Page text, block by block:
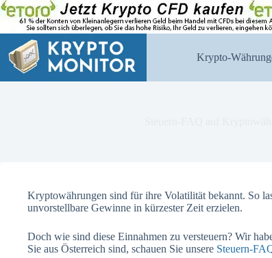
Zum
Inhalt
springen
Krypto-
Kryptowährungen sind für ihre Volatilität bekannt. So
unvorstellbare Gewinne in kürzester Zeit erzielen.
Doch wie sind diese Einnahmen zu versteuern? Wir
Sie aus Österreich sind, schauen Sie unsere Steuern-